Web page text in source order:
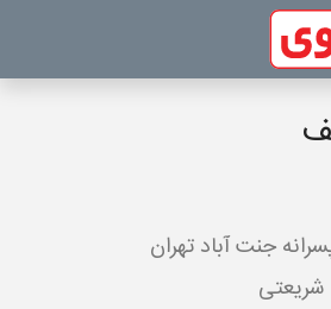
جنت آباد تهران
شریعتی